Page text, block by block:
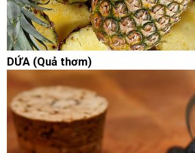
DỨA (Quả thơm)